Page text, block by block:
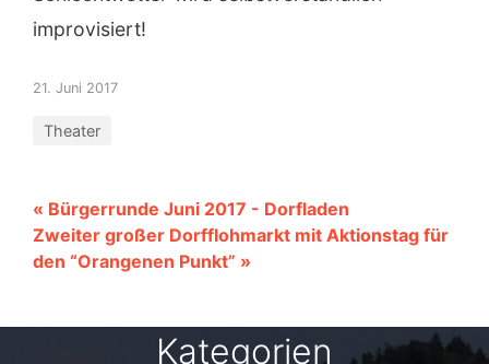
improvisiert!
21. Juni 2017
Theater
« Bürgerrunde Juni 2017 - Dorfladen
Zweiter großer Dorfflohmarkt mit Aktionstag für
den “Orangenen Punkt” »
Kategorien